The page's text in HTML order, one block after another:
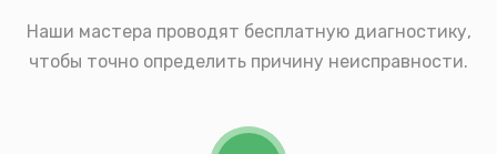
Наши мастера проводят бесплатную диагностику,
чтобы точно определить причину неисправности.